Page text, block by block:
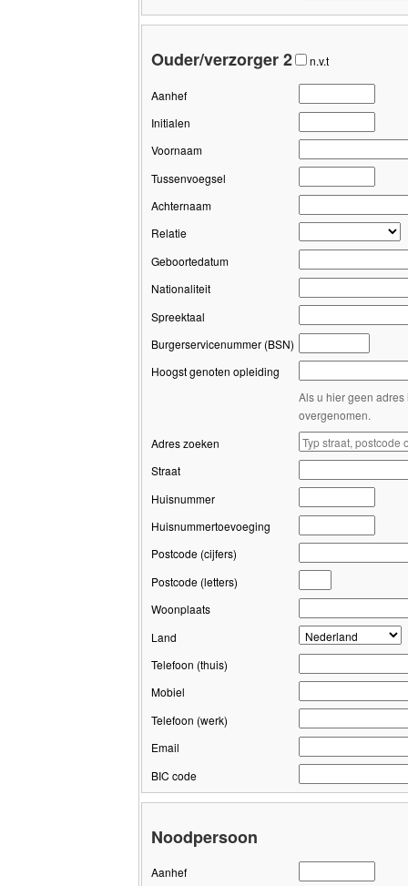
Ouder/verzorger 2 n.v.t
Aanhef
Initialen
Voornaam
Tussenvoegsel
Achternaam
Relatie
Geboortedatum
Nationaliteit
Spreektaal
Burgerservicenummer (BSN)
Hoogst genoten opleiding
Als u hier geen
overgenomen.
Adres zoeken
Straat
Huisnummer
Huisnummertoevoeging
Postcode (cijfers)
Postcode (letters)
Woonplaats
Land
Telefoon (thuis)
Mobiel
Telefoon (werk)
Email
BIC code
Noodpersoon
Aanhef